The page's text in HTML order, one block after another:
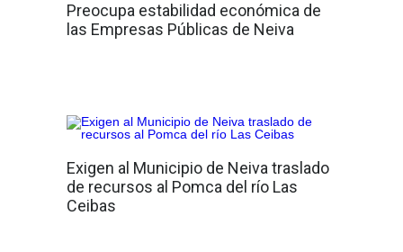
Preocupa estabilidad económica de
las Empresas Públicas de Neiva
Exigen al Municipio de Neiva traslado
de recursos al Pomca del río Las
Ceibas